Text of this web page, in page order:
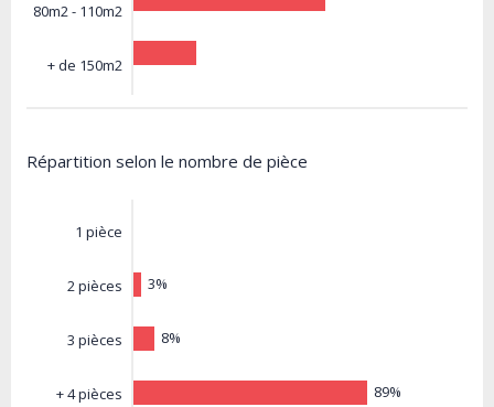
80m2 - 110m2
+ de 150m2
Répartition selon le nombre de pièce
1 pièce
2 pièces
3 pièces
+ 4 pièces
3%
8%
89%